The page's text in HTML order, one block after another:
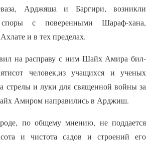
Арджяша и Баргири, возникли
с поверенными Шараф-хана,
и в тех пределах.
на расправу с ним Шайх Амира бил-
человек,из учащихся и ученых
стрелы и луки для священной войны за
Амиром направились в Арджиш.
по общему мнению, не поддается
и чистота садов и строений его